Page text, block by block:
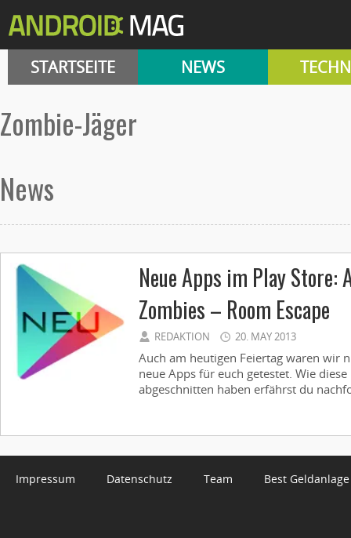
STARTSEITE NEWS
Zombie-Jäger
News
Neue Apps im Play Store:
Zombies – Room Escape
REDAKTION 20. MAY 2013
Auch am heutigen Feiertag waren wir
neue Apps für euch getestet. Wie
abgeschnitten haben erfährst du
Impressum Datenschutz Team Best Geldanlage